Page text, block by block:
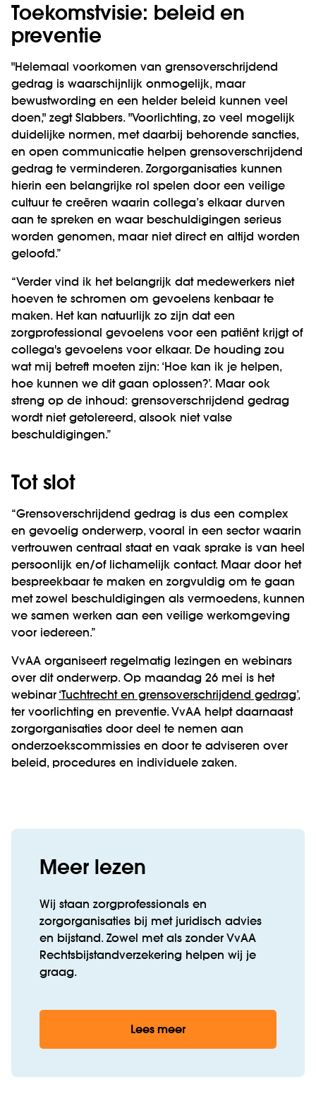
Toekomstvisie: beleid en
preventie
"Helemaal voorkomen van grensoverschrijdend
gedrag is waarschijnlijk onmogelijk, maar
bewustwording en een helder beleid kunnen veel
doen," zegt Slabbers. "Voorlichting, zo veel mogelijk
duidelijke normen, met daarbij behorende sancties,
en open communicatie helpen grensoverschrijdend
gedrag te verminderen. Zorgorganisaties kunnen
hierin een belangrijke rol spelen door een veilige
cultuur te creëren waarin collega’s elkaar durven
aan te spreken en waar beschuldigingen serieus
worden genomen, maar niet direct en altijd worden
geloofd.”
“Verder vind ik het belangrijk dat medewerkers niet
hoeven te schromen om gevoelens kenbaar te
maken. Het kan natuurlijk zo zijn dat een
zorgprofessional gevoelens voor een patiënt krijgt of
collega's gevoelens voor elkaar. De houding zou
wat mij betreft moeten zijn: ‘Hoe kan ik je helpen,
hoe kunnen we dit gaan oplossen?’. Maar ook
streng op de inhoud: grensoverschrijdend gedrag
wordt niet getolereerd, alsook niet valse
beschuldigingen.”
Tot slot
“Grensoverschrijdend gedrag is dus een complex
en gevoelig onderwerp, vooral in een sector waarin
vertrouwen centraal staat en vaak sprake is van heel
persoonlijk en/of lichamelijk contact. Maar door het
bespreekbaar te maken en zorgvuldig om te gaan
met zowel beschuldigingen als vermoedens, kunnen
we samen werken aan een veilige werkomgeving
voor iedereen.”
VvAA organiseert regelmatig lezingen en webinars
over dit onderwerp. Op maandag 26 mei is het
webinar ‘Tuchtrecht en grensoverschrijdend gedrag’,
ter voorlichting en preventie. VvAA helpt daarnaast
zorgorganisaties door deel te nemen aan
onderzoekscommissies en door te adviseren over
beleid, procedures en individuele zaken.
Meer lezen
Wij staan zorgprofessionals en
zorgorganisaties bij met juridisch advies
en bijstand. Zowel met als zonder VvAA
Rechtsbijstandverzekering helpen wij je
graag.
Lees meer